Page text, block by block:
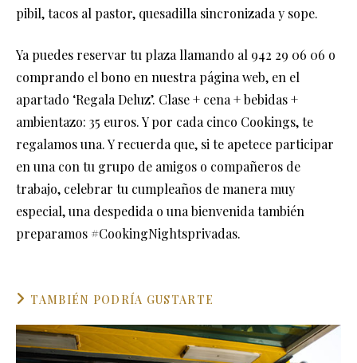
pibil, tacos al pastor, quesadilla sincronizada y sope.
Ya puedes reservar tu plaza llamando al 942 29 06 06 o
comprando el bono en nuestra página web, en el
apartado ‘Regala Deluz’. Clase + cena + bebidas +
ambientazo: 35 euros. Y por cada cinco Cookings, te
regalamos una. Y recuerda que, si te apetece participar
en una con tu grupo de amigos o compañeros de
trabajo, celebrar tu cumpleaños de manera muy
especial, una despedida o una bienvenida también
preparamos #CookingNightsprivadas.
TAMBIÉN PODRÍA GUSTARTE